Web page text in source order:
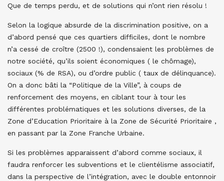
Que de temps perdu, et de solutions qui n’ont rien résolu !
Selon la logique absurde de la discrimination positive, on a
d’abord pensé que ces quartiers difficiles, dont le nombre
n’a cessé de croître (2500 !), condensaient les problèmes de
notre société, qu’ils soient économiques ( le chômage),
sociaux (% de RSA), ou d’ordre public ( taux de délinquance).
On a donc bâti la “Politique de la Ville”, à coups de
renforcement des moyens, en ciblant tour à tour les
différentes problématiques et les solutions diverses, de la
Zone d’Education Prioritaire à la Zone de Sécurité Prioritaire ,
en passant par la Zone Franche Urbaine.
Si les problèmes apparaissent d’abord comme sociaux, il
faudra renforcer les subventions et le clientélisme associatif,
dans la perspective de l’intégration, avec le double entonnoir